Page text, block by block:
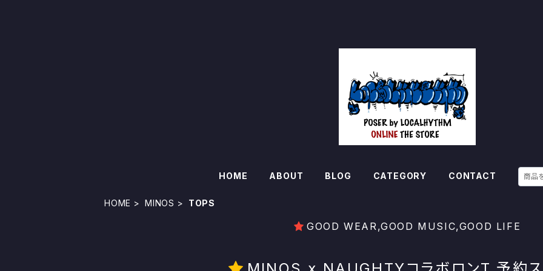
HOME ABOUT BLOG CATEGORY CONTACT
HOME MINOS TOPS
GOOD WEAR,GOOD MUSIC,GOOD LIFE